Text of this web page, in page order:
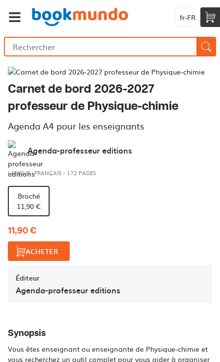
fr-FR
Carnet de bord 2026-2027
professeur de Physique-chimie
Agenda A4 pour les enseignants
Agenda-professeur editions
LANGUE : FRANÇAIS - 172 PAGES
Broché
11,90 €
11,90 €
ACHETER
Éditeur
Agenda-professeur editions
Synopsis
Vous êtes enseignant ou enseignante de Physique-chimie et
vous recherchez un outil complet pour vous aider à organiser